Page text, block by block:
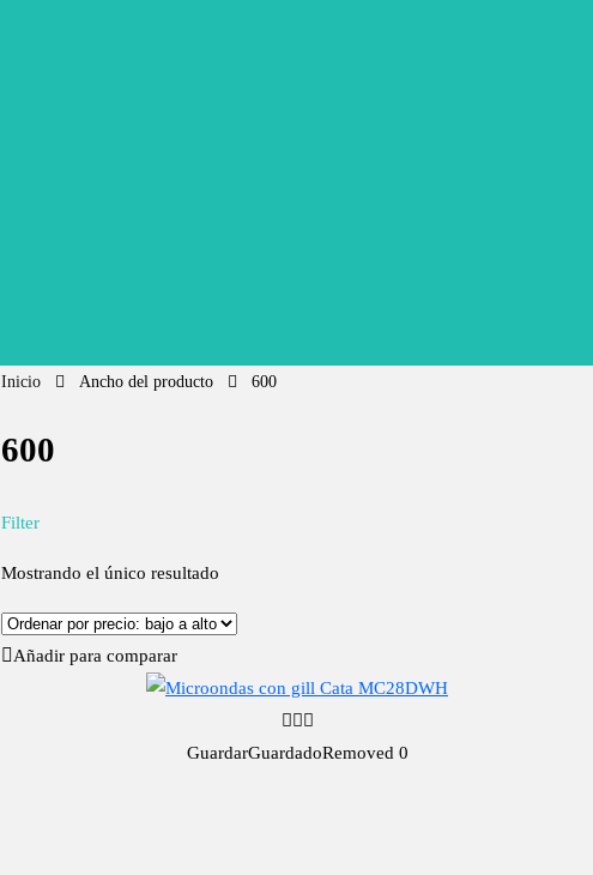
Inicio Ancho del producto 600
600
Filter
Mostrando el único resultado
Añadir para comparar
GuardarGuardadoRemoved 0